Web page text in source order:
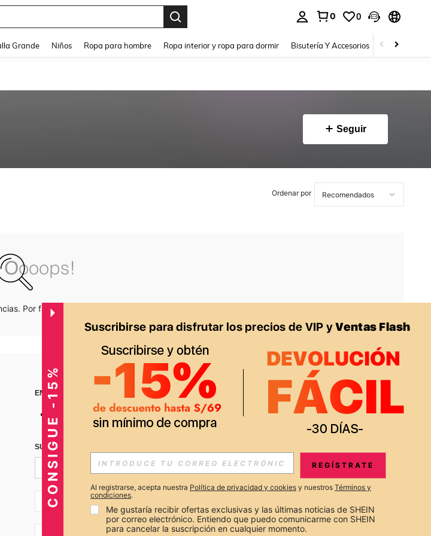
0 0
Grande Niños Ropa para hombre Ropa interior y ropa para dormir Bisutería Y Accesorios Zapatos
Seguir
Ordenar por
Por favor inténtalo de nuevo.
ENCUÉNTRANOS EN APP
SUSCRÍBETE PARA RECIBIR OFERTAS EXCLUSIVAS, PROMOCIONES Y NOTICIAS DE SHEIN
Suscribir
PE + 51
CONSIGUE -15% REGÍSTRATE
Al registrarse, acepta nuestra Política de privacidad y cookies y nuestros Términos y
condiciones.
Me gustaría recibir ofertas exclusivas y las últimas noticias de SHEIN
por correo electrónico. Entiendo que puedo comunicarme con SHEIN
para cancelar la suscripción en cualquier momento.